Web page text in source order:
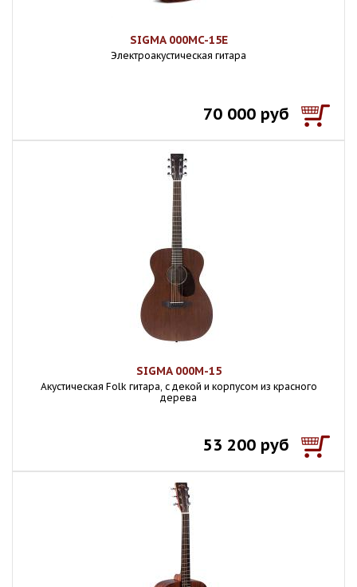
SIGMA 000MC-15E
Электроакустическая гитара
70 000 руб
SIGMA 000M-15
Акустическая Folk гитара, с декой и корпусом из красного
дерева
53 200 руб